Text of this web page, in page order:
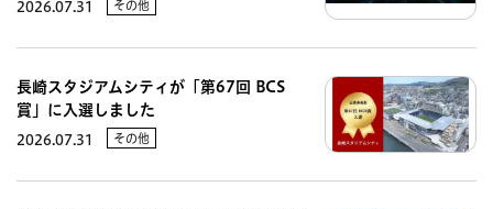
2026.07.31 その他
長崎スタジアムシティが「第67回 BCS
賞」に入選しました
2026.07.31 その他